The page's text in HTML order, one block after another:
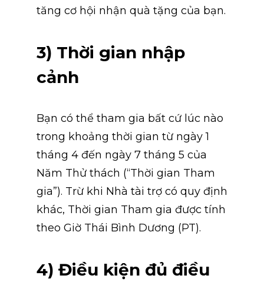
tăng cơ hội nhận quà tặng của bạn.
3) Thời gian nhập
cảnh
Bạn có thể tham gia bất cứ lúc nào
trong khoảng thời gian từ ngày 1
tháng 4 đến ngày 7 tháng 5 của
Năm Thử thách (“Thời gian Tham
gia”). Trừ khi Nhà tài trợ có quy định
khác, Thời gian Tham gia được tính
theo Giờ Thái Bình Dương (PT).
4) Điều kiện đủ điều